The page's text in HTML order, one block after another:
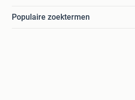
Populaire zoektermen